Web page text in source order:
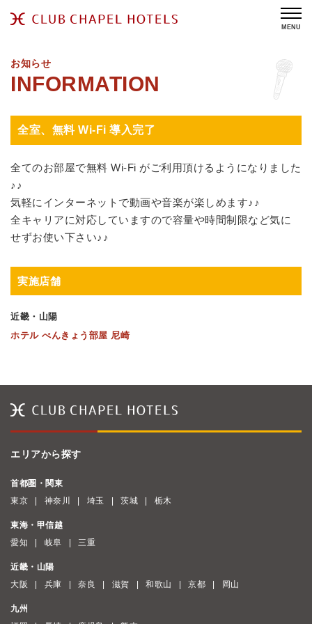
MENU
お知らせ
全室、無料 Wi-Fi 導入完了
全てのお部屋で無料 Wi-Fi がご利用頂けるようになりました
♪♪
気軽にインターネットで動画や音楽が楽しめます♪♪
全キャリアに対応していますので容量や時間制限など気に
せずお使い下さい♪♪
実施店舗
近畿・山陽
ホテル べんきょう部屋 尼崎
エリアから探す
首都圏・関東
東京
神奈川 埼玉 茨城 栃木
東海・甲信越
愛知
岐阜 三重
近畿・山陽
大阪
兵庫 奈良 滋賀 和歌山 京都 岡山
九州